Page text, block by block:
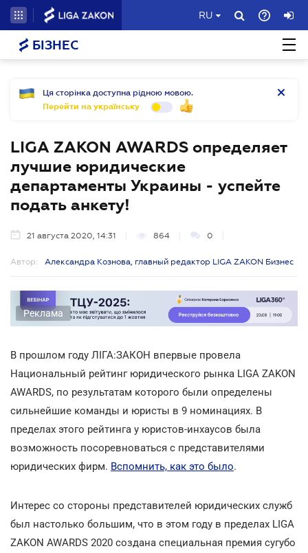
RU
БІЗНЕС
Ця сторінка доступна рідною мовою.
Перейти на українську
LIGA ZAKON AWARDS определяет
лучшие юридические
департаменты Украины - успейте
подать анкету!
21 августа 2020, 14:31 864 0
Автор: Александра Кознова, главный редактор LIGA ZAKON Бизнес
Реклама
В прошлом году ЛІГА:ЗАКОН впервые провела
Национальный рейтинг юридического рынка LIGA ZAKON
AWARDS, по результатам которого были определены
сильнейшие команды и юристы в 9 номинациях. В
пределах этого рейтинга у юристов-инхаусов была
возможность посоревноваться с представителями
юридических фирм. Вспомнить, как это было.
Интерес со стороны представителей юридических служб
был настолько большим, что в этом году в пределах LIGA
ZAKON AWARDS 2020 создана специальная премия сугубо